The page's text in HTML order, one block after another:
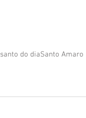
santo do diaSanto Amaro